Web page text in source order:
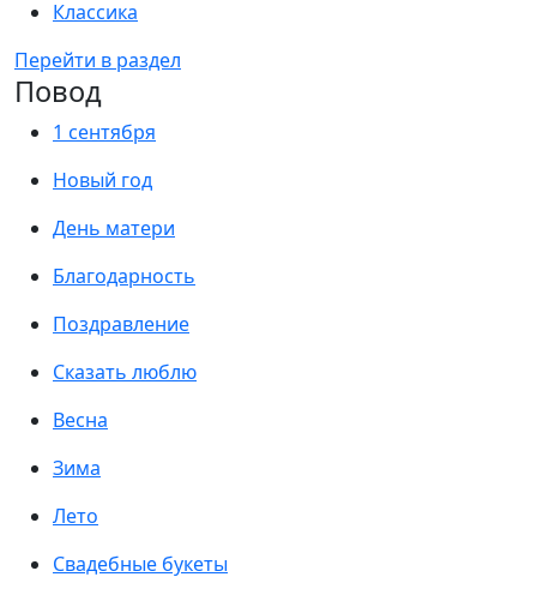
Классика
Перейти в раздел
Повод
1 сентября
Новый год
День матери
Благодарность
Поздравление
Сказать люблю
Весна
Зима
Лето
Свадебные букеты